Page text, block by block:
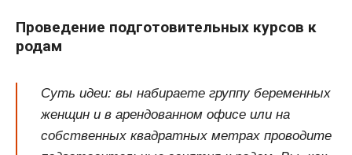
Проведение подготовительных курсов к
родам
Суть идеи: вы набираете группу беременных
женщин и в арендованном офисе или на
собственных квадратных метрах проводите